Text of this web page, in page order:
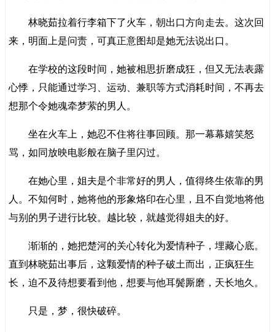
林晓茹拉着行李箱下了火车，朝出口方向走去。这次回
来，明面上是问责，可真正意图却是她无法说出口。
在学校的这段时间，她被相思折磨成狂，但又无法表露
心悸，只能通过学习、运动、兼职等方式消耗时间，不再去
想那个令她魂牵梦萦的男人。
坐在火车上，她忍不住将往事回顾。那一幕幕嬉笑怒
骂，如同放映电影般在脑子里闪过。
在她心里，姐夫是个非常好的男人，值得终生依靠的男
人。不知何时，她将他的形象烙印在心里，且不自觉地将他
与别的男子进行比较。越比较，就越觉得姐夫的好。
渐渐的，她把楚河的关心转化为爱情种子，埋藏心底。
直到林晓茹出事后，这颗爱情的种子破土而出，正疯狂生
长，迫不及待想要看到他，想要与他耳鬓厮磨，天长地久。
只是，梦，很快破碎。